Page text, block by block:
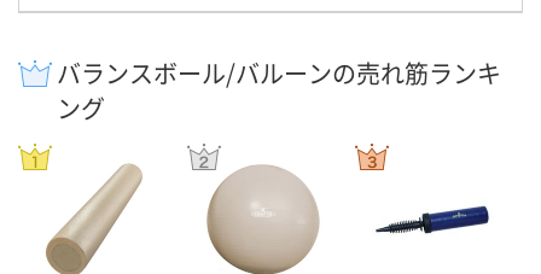
バランスボール/バルーンの売れ筋ランキ
ング